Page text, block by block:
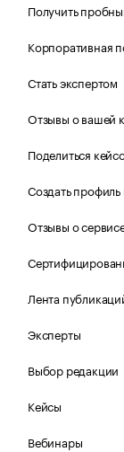
Получить
Корпоративная
Стать экспертом
Отзывы о вашей
Поделиться
Создать
Отзывы о
Лента
Эксперты
Выбор редакции
Кейсы
Вебинары